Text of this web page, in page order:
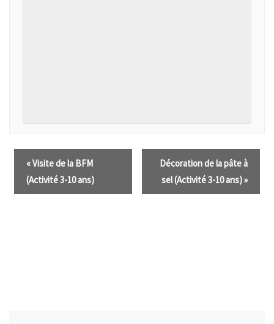
«Visite de la BFM
(Activité 3-10 ans)
Décoration de la pâte à
sel (Activité 3-10 ans)»